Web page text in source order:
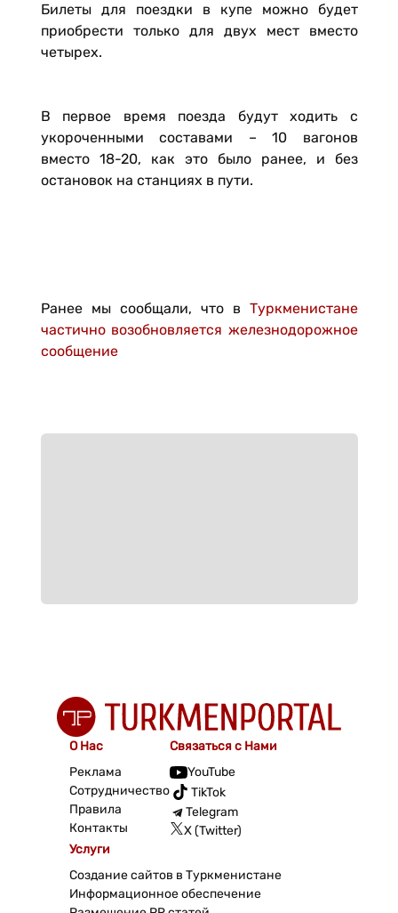
Билеты для поездки в купе можно будет
приобрести только для двух мест вместо
четырех.
В первое время поезда будут ходить с
укороченными составами – 10 вагонов
вместо 18-20, как это было ранее, и без
остановок на станциях в пути.
Ранее мы сообщали, что в Туркменистане
частично возобновляется железнодорожное
сообщение
О Нас
Реклама
Сотрудничество
Правила
Контакты
Связаться с Нами
YouTube
TikTok
Telegram
X (Twitter)
Услуги
Создание сайтов в Туркменистане
Информационное обеспечение